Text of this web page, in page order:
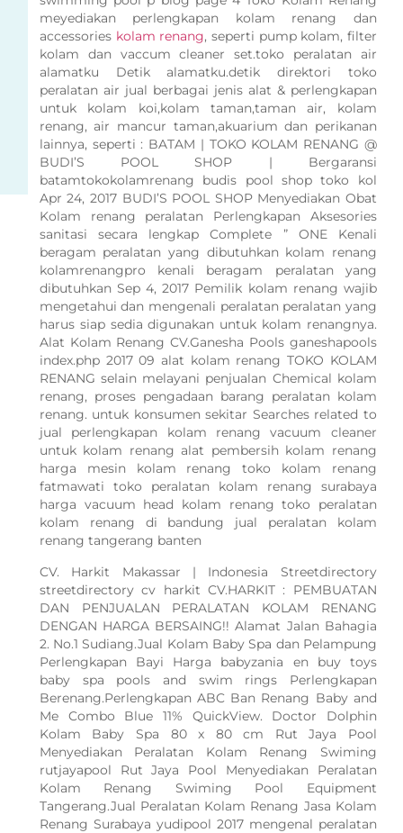
meyediakan perlengkapan kolam renang dan
accessories kolam renang, seperti pump kolam, filter
kolam dan vaccum cleaner set.toko peralatan air
alamatku Detik alamatku.detik direktori toko
peralatan air jual berbagai jenis alat & perlengkapan
untuk kolam koi,kolam taman,taman air, kolam
renang, air mancur taman,akuarium dan perikanan
lainnya, seperti : BATAM | TOKO KOLAM RENANG @
BUDI’S POOL SHOP | Bergaransi
batamtokokolamrenang budis pool shop toko kol
Apr 24, 2017 BUDI’S POOL SHOP Menyediakan Obat
Kolam renang peralatan Perlengkapan Aksesories
sanitasi secara lengkap Complete ” ONE Kenali
beragam peralatan yang dibutuhkan kolam renang
kolamrenangpro kenali beragam peralatan yang
dibutuhkan Sep 4, 2017 Pemilik kolam renang wajib
mengetahui dan mengenali peralatan peralatan yang
harus siap sedia digunakan untuk kolam renangnya.
Alat Kolam Renang CV.Ganesha Pools ganeshapools
index.php 2017 09 alat kolam renang TOKO KOLAM
RENANG selain melayani penjualan Chemical kolam
renang, proses pengadaan barang peralatan kolam
renang. untuk konsumen sekitar Searches related to
jual perlengkapan kolam renang vacuum cleaner
untuk kolam renang alat pembersih kolam renang
harga mesin kolam renang toko kolam renang
fatmawati toko peralatan kolam renang surabaya
harga vacuum head kolam renang toko peralatan
kolam renang di bandung jual peralatan kolam
renang tangerang banten
CV. Harkit Makassar | Indonesia Streetdirectory
streetdirectory cv harkit CV.HARKIT : PEMBUATAN
DAN PENJUALAN PERALATAN KOLAM RENANG
DENGAN HARGA BERSAING!! Alamat Jalan Bahagia
2. No.1 Sudiang.Jual Kolam Baby Spa dan Pelampung
Perlengkapan Bayi Harga babyzania en buy toys
baby spa pools and swim rings Perlengkapan
Berenang.Perlengkapan ABC Ban Renang Baby and
Me Combo Blue 11% QuickView. Doctor Dolphin
Kolam Baby Spa 80 x 80 cm Rut Jaya Pool
Menyediakan Peralatan Kolam Renang Swiming
rutjayapool Rut Jaya Pool Menyediakan Peralatan
Kolam Renang Swiming Pool Equipment
Tangerang.Jual Peralatan Kolam Renang Jasa Kolam
Renang Surabaya yudipool 2017 mengenal peralatan